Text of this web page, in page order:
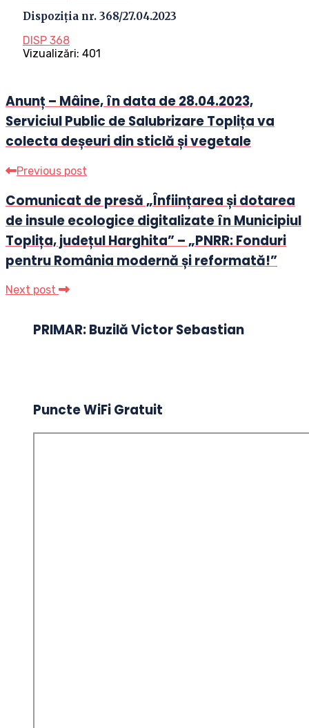
Dispoziția nr. 368/27.04.2023
DISP 368
Vizualizări: 401
Anunț – Mâine, în data de 28.04.2023,
Serviciul Public de Salubrizare Toplița va
colecta deșeuri din sticlă și vegetale
Previous post
Comunicat de presă „Înființarea și dotarea
de insule ecologice digitalizate în Municipiul
Toplița, județul Harghita” – „PNRR: Fonduri
pentru România modernă și reformată!”
Next post
PRIMAR: Buzilă Victor Sebastian
Puncte WiFi Gratuit